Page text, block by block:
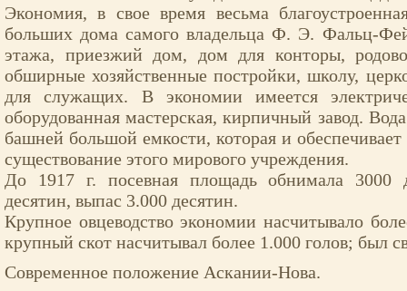
Экономия, в свое время весьма
больших дома самого владельца Ф. Э. Фальц-
этажа, приезжий дом, дом для конторы,
обширные хозяйственные постройки, школу,
для служащих. В экономии имеется
оборудованная мастерская, кирпичный завод.
башней большой емкости, которая и обеспечивает
существование этого мирового учреждения.
До 1917 г. посевная площадь обнимала 3000
десятин, выпас 3.000 десятин.
Крупное овцеводство экономии насчитывало
крупный скот насчитывал более 1.000 голов; был
Современное положение Аскании-Нова.